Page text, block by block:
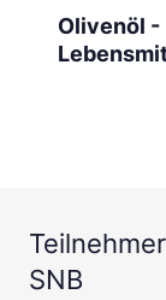
Olivenöl -
SNB